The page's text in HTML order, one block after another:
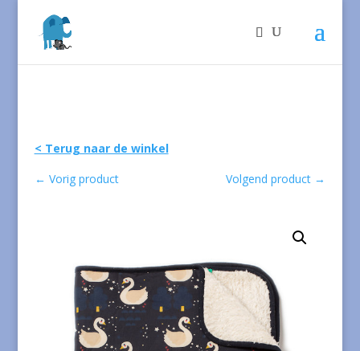
< Terug naar de winkel
← Vorig product Volgend product →